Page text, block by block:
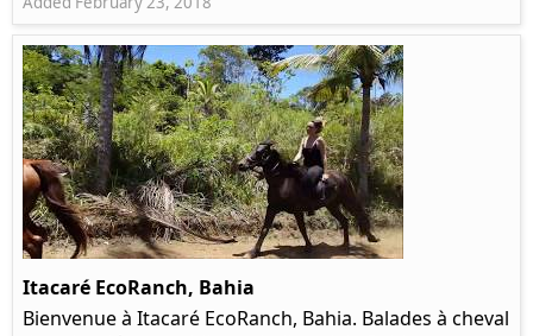
Itacaré EcoRanch, Bahia
Bienvenue à Itacaré EcoRanch, Bahia. Balades à cheval